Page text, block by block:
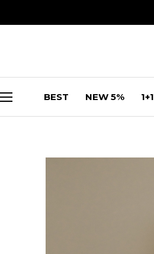
BEST NEW 5% 1+1